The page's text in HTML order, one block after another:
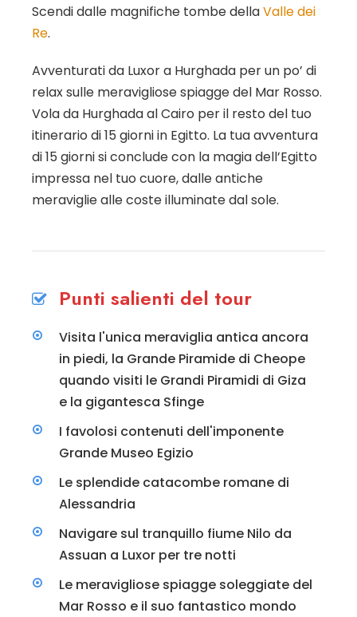
Scendi dalle magnifiche tombe dellaValle dei
Re.
Avventurati da Luxor a Hurghada per un po’ di
relax sulle meravigliose spiagge del Mar Rosso.
Vola da Hurghada al Cairo per il resto del tuo
itinerario di 15 giorni in Egitto. La tua avventura
di 15 giorni si conclude con la magia dell’Egitto
impressa nel tuo cuore, dalle antiche
meraviglie alle coste illuminate dal sole.
Punti salienti del tour
Visita l'unica meraviglia antica ancora
in piedi, la Grande Piramide di Cheope
quando visiti le Grandi Piramidi di Giza
e la gigantesca Sfinge
I favolosi contenuti dell'imponente
Grande Museo Egizio
Le splendide catacombe romane di
Alessandria
Navigare sul tranquillo fiume Nilo da
Assuan a Luxor per tre notti
Le meravigliose spiagge soleggiate del
Mar Rosso e il suo fantastico mondo